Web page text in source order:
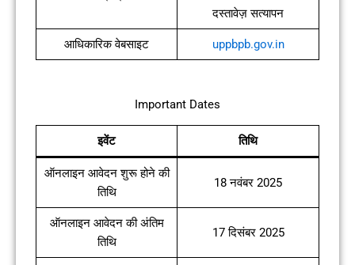
दस्तावेज़ सत्यापन
आधिकारिक वेबसाइट uppbpb.gov.in
Important Dates
इवेंट तिथि
ऑनलाइन आवेदन शुरू होने की
तिथि
18 नवंबर 2025
ऑनलाइन आवेदन की अंतिम
तिथि
17 दिसंबर 2025